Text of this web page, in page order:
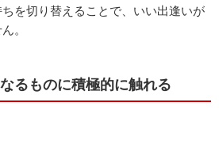
を切り替えることで、いい出逢いが
。
るものに積極的に触れる